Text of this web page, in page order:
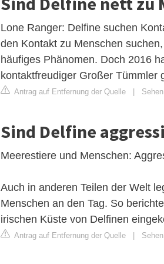
Lone Ranger: Delfine suchen
den Kontakt zu Menschen
häufiges Phänomen. Doch 2016
kontaktfreudiger Großer Tümmler
Antrag auf Entfernung der Quelle |
Sind Delfine
Meerestiere und Menschen:
Auch in anderen Teilen der Welt
Menschen an den Tag. So
irischen Küste von Delfinen
Antrag auf Entfernung der Quelle |